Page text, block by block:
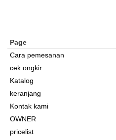
Page
Cara pemesanan
cek ongkir
Katalog
keranjang
Kontak kami
OWNER
pricelist